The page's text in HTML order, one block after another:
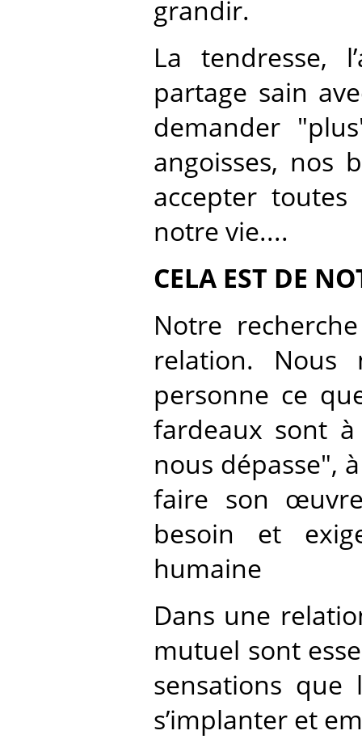
grandir.
La tendresse,
partage sain
demander
angoisses, nos
accepter
notre vie....
CELA EST DE
Notre
relation. Nous
personne ce
fardeaux sont
nous dépasse",
faire son
besoin et
humaine
Dans une
mutuel sont
sensations que
s’implanter et